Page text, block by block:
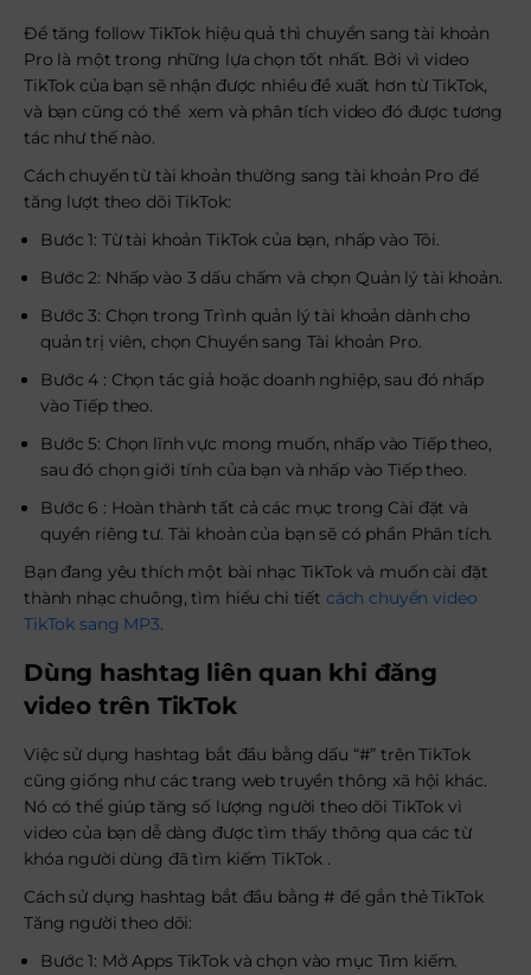
Để tăng follow TikTok hiệu quả thì chuyển sang tài khoản
Pro là một trong những lựa chọn tốt nhất. Bởi vì video
TikTok của bạn sẽ nhận được nhiều đề xuất hơn từ TikTok,
và bạn cũng có thể xem và phân tích video đó được tương
tác như thế nào.
Cách chuyển từ tài khoản thường sang tài khoản Pro để
tăng lượt theo dõi TikTok:
Bước 1: Từ tài khoản TikTok của bạn, nhấp vào Tôi.
Bước 2: Nhấp vào 3 dấu chấm và chọn Quản lý tài khoản.
Bước 3: Chọn trong Trình quản lý tài khoản dành cho
quản trị viên, chọn Chuyển sang Tài khoản Pro.
Bước 4 : Chọn tác giả hoặc doanh nghiệp, sau đó nhấp
vào Tiếp theo.
Bước 5: Chọn lĩnh vực mong muốn, nhấp vào Tiếp theo,
sau đó chọn giới tính của bạn và nhấp vào Tiếp theo.
Bước 6 : Hoàn thành tất cả các mục trong Cài đặt và
quyền riêng tư. Tài khoản của bạn sẽ có phần Phân tích.
Bạn đang yêu thích một bài nhạc TikTok và muốn cài đặt
thành nhạc chuông, tìm hiểu chi tiết cách chuyển video
TikTok sang MP3.
Dùng hashtag liên quan khi đăng
video trên TikTok
Việc sử dụng hashtag bắt đầu bằng dấu “#” trên TikTok
cũng giống như các trang web truyền thông xã hội khác.
Nó có thể giúp tăng số lượng người theo dõi TikTok vì
video của bạn dễ dàng được tìm thấy thông qua các từ
khóa người dùng đã tìm kiếm TikTok .
Cách sử dụng hashtag bắt đầu bằng # để gắn thẻ TikTok
Tăng người theo dõi:
Bước 1: Mở Apps TikTok và chọn vào mục Tìm kiếm.